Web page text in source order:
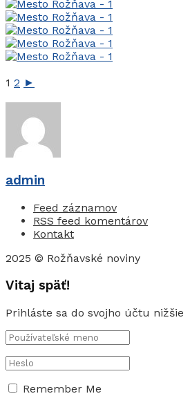
1 2 ►
admin
Feed záznamov
RSS feed komentárov
Kontakt
2025 © Rožňavské noviny
Vitaj späť!
Prihláste sa do svojho účtu nižšie
Remember Me